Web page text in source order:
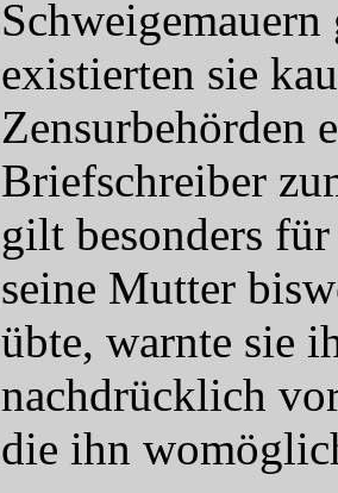
existierten sie
Zensurbehörden
Briefschreiber
gilt besonders
seine Mutter
übte, warnte sie
nachdrücklich
die ihn